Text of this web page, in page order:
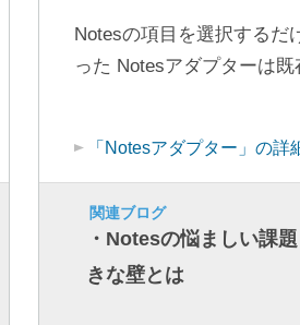
Notesの項目を選択するだ
った Notesアダプターは
「Notesアダプター」の詳
関連ブログ
・Notesの悩ましい課
きな壁とは